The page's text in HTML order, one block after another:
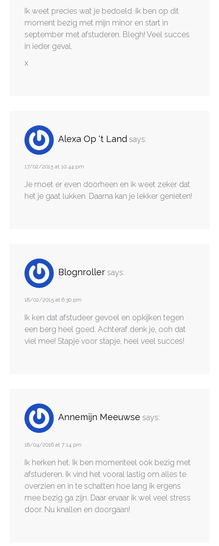
Ik weet precies wat je bedoeld. Ik ben op dit
moment bezig met mijn minor en start in
september met afstuderen. Blegh! Veel succes
in ieder geval.
x
Alexa Op 't Land says:
17/02/2015 at 10:44 pm
Je moet er even doorheen en ik weet zeker dat
het je gaat lukken. Daarna kan je lekker genieten!
Blognroller says:
18/02/2015 at 6:30 pm
Ik ken dat afstudeer gevoel en opkijken tegen
een berg heel goed. Achteraf denk je, ooh dat
viel mee! Stapje voor stapje, heel veel succes!
Annemijn Meeuwse says:
18/04/2016 at 7:14 pm
Ik herken het. Ik ben momenteel ook bezig met
afstuderen. Ik vind het vooral lastig om alles te
overzien en in te schatten hoe lang ik ergens
mee bezig ga zijn. Daar ervaar ik wel veel stress
door. Nu knallen en doorgaan!